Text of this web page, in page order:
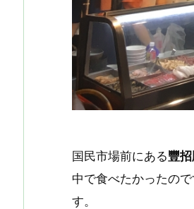
国民市場前にある豐
中で食べたかったの
す。